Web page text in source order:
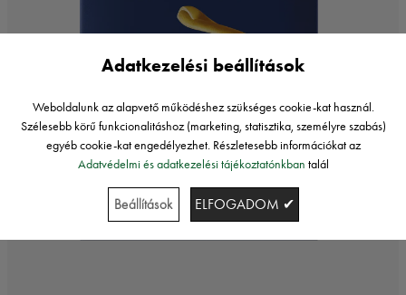
Adatkezelési beállítások
Weboldalunk az alapvető működéshez szükséges cookie-kat használ.
Szélesebb körű funkcionalitáshoz (marketing, statisztika, személyre szabás)
egyéb cookie-kat engedélyezhet. Részletesebb információkat az
Adatvédelmi és adatkezelési tájékoztatónkban talál
Beállítások ELFOGADOM ✔